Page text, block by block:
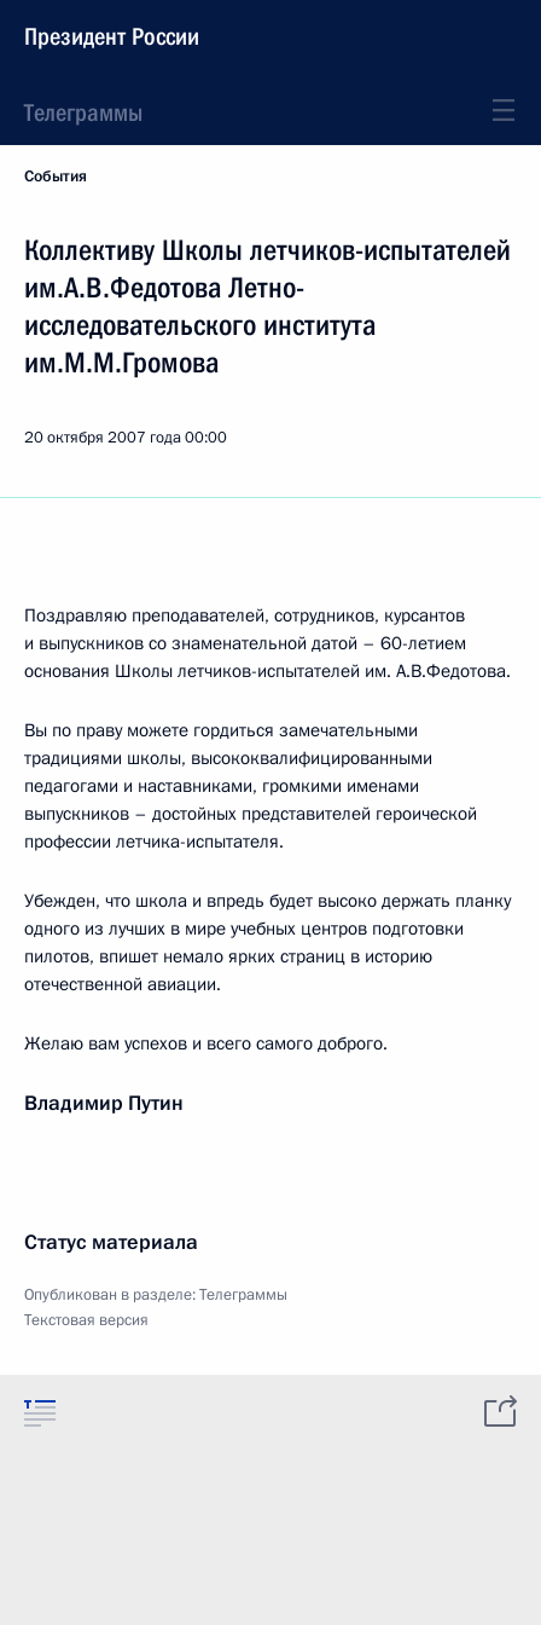
Президент России
Телеграммы
События
Коллективу Школы летчиков-испытателей
им.А.В.Федотова Летно-
исследовательского института
им.М.М.Громова
20 октября 2007 года00:00
Поздравляю преподавателей, сотрудников, курсантов
и выпускников со знаменательной датой – 60-летием
основания Школы летчиков-испытателей им. А.В.Федотова.
Вы по праву можете гордиться замечательными
традициями школы, высококвалифицированными
педагогами и наставниками, громкими именами
выпускников – достойных представителей героической
профессии летчика-испытателя.
Убежден, что школа и впредь будет высоко держать планку
одного из лучших в мире учебных центров подготовки
пилотов, впишет немало ярких страниц в историю
отечественной авиации.
Желаю вам успехов и всего самого доброго.
Владимир Путин
Статус материала
Опубликован в разделе:Телеграммы
Текстовая версия